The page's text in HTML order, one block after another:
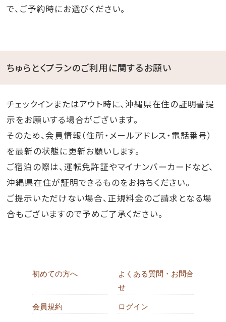
で、ご予約時にお選びください。
ちゅらとくプランのご利用に関するお願い
チェックインまたはアウト時に、沖縄県在住の証明書提
示をお願いする場合がございます。
そのため、会員情報（住所・メールアドレス・電話番号）
を最新の状態に更新お願いします。
ご宿泊の際は、運転免許証やマイナンバーカードなど、
沖縄県在住が証明できるものをお持ちください。
ご提示いただけない場合、正規料金のご請求となる場
合もございますので予めご了承ください。
初めての方へ
よくある質問・お問合
せ
会員規約 ログイン